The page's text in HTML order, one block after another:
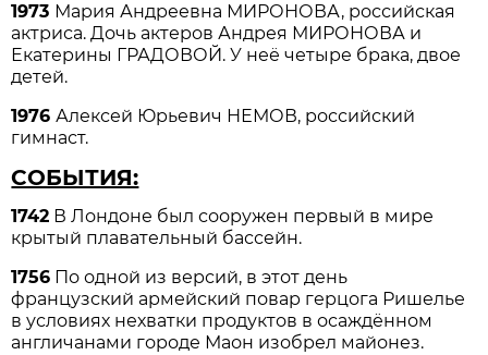
1973 Мария Андреевна МИРОНОВА, российская
актриса. Дочь актеров Андрея МИРОНОВА и
Екатерины ГРАДОВОЙ. У неё четыре брака, двое
детей.
1976Алексей Юрьевич НЕМОВ, российский
гимнаст.
СОБЫТИЯ:
1742 В Лондоне был сооружен первый в мире
крытый плавательный бассейн.
1756 По одной из версий, в этот день
французский армейский повар герцога Ришелье
в условиях нехватки продуктов в осаждённом
англичанами городе Маон изобрел майонез.